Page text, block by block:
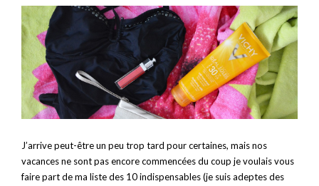
J’arrive peut-être un peu trop tard pour certaines, mais nos
vacances ne sont pas encore commencées du coup je voulais vous
faire part de ma liste des 10 indispensables (je suis adeptes des